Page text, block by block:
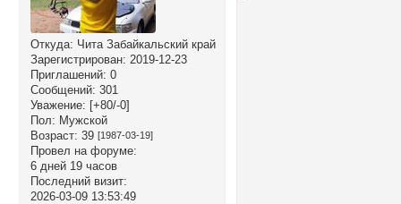
Откуда: Чита Забайкальский край
Зарегистрирован: 2019-12-23
Приглашений: 0
Сообщений: 301
Уважение: [+80/-0]
Пол: Мужской
Возраст: 39 [1987-03-19]
Провел на форуме:
6 дней 19 часов
Последний визит:
2026-03-09 13:53:49